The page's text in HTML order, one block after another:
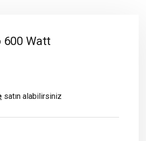
600 Watt
satın alabilirsiniz